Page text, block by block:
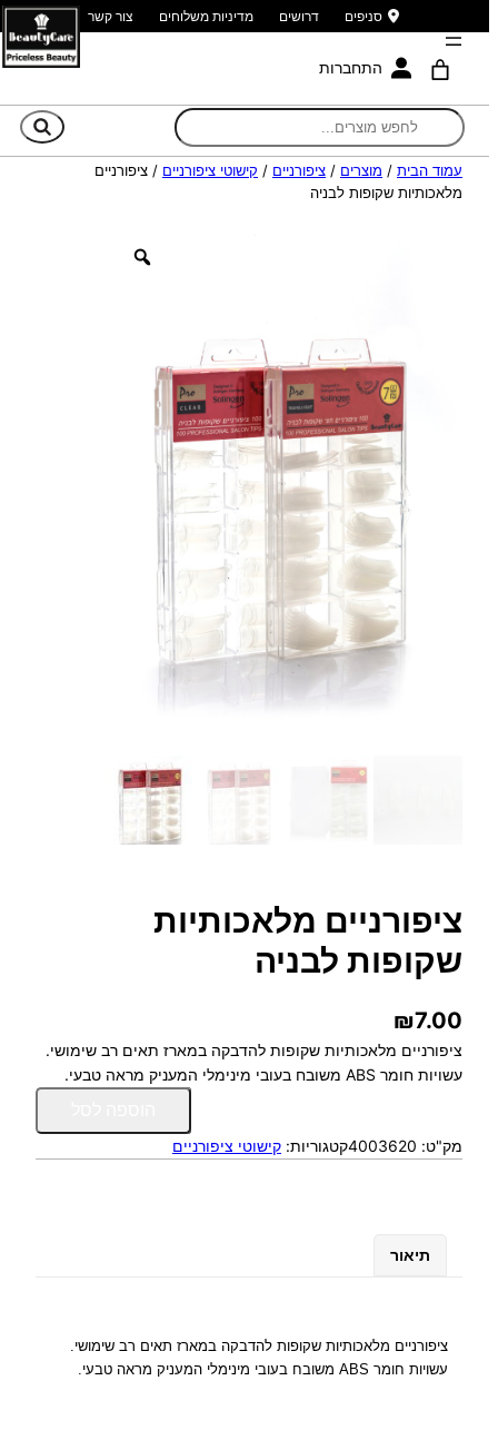
סניפים דרושים מדיניות משלוחים צור קשר
התחברות
עמוד הבית / מוצרים / ציפורניים / קישוטי ציפורניים / ציפורניים
מלאכותיות שקופות לבניה
ציפורניים מלאכותיות
שקופות לבניה
₪7.00
ציפורניים מלאכותיות שקופות להדבקה במארז תאים רב שימושי.
עשויות חומר ABS משובח בעובי מינימלי המעניק מראה טבעי.
כ
ו
ר
נ
מק"ט: 4003620קטגוריות: קישוטי ציפורניים
תיאור
ציפורניים מלאכותיות שקופות להדבקה במארז תאים רב שימושי.
עשויות חומר ABS משובח בעובי מינימלי המעניק מראה טבעי.